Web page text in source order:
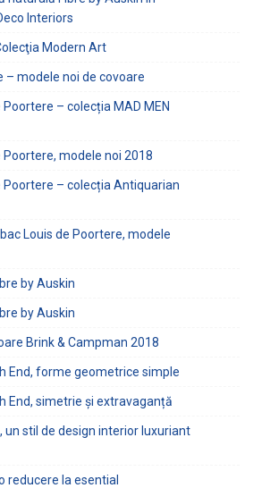
Interiors
Modern Art
– modele noi de covoare
– colecția MAD MEN
Poortere, modele noi 2018
Poortere – colecția Antiquarian
Louis de Poortere, modele
by Auskin
by Auskin
Brink & Campman 2018
End, forme geometrice simple
End, simetrie și extravaganță
un stil de design interior luxuriant
reducere la esential